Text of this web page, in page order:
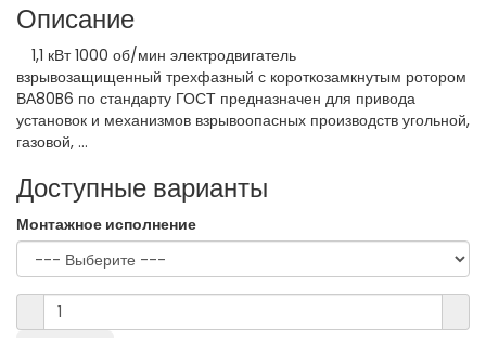
Описание
1,1 кВт 1000 об/мин электродвигатель
взрывозащищенный трехфазный с короткозамкнутым ротором
ВА80B6 по стандарту ГОСТ предназначен для привода
установок и механизмов взрывоопасных производств угольной,
газовой, ...
Доступные варианты
Монтажное исполнение